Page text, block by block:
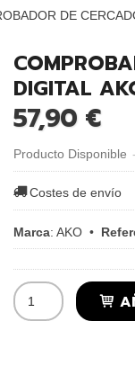
DE
DIGITAL
57,90 €
Producto Disponible -
Costes de envío
Marca: AKO•